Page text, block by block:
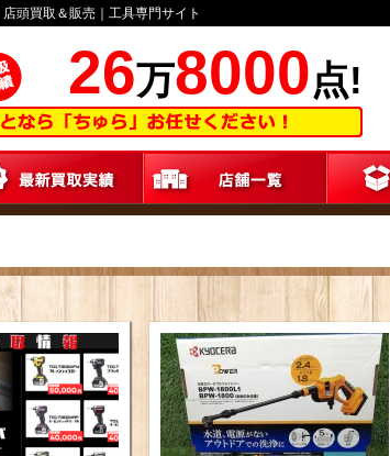
頭買取＆販売｜工具専門サイト
26万8000点!